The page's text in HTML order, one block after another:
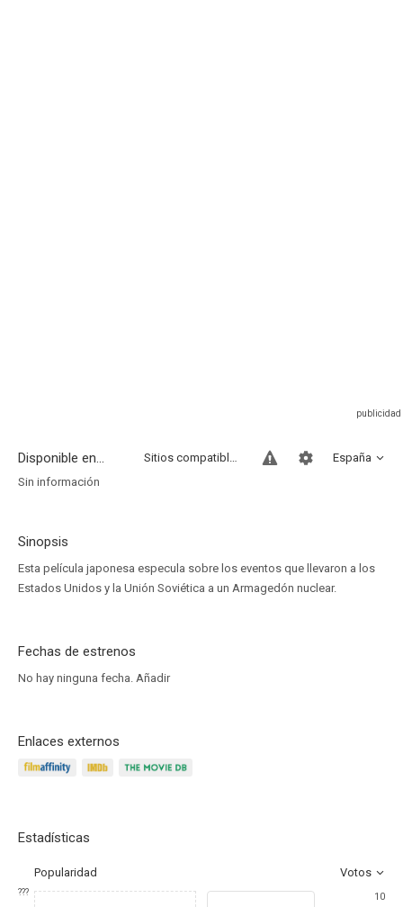
Disponible en... España
Sitios compatibles
Sin información
Sinopsis
Esta película japonesa especula sobre los eventos que llevaron a los
Estados Unidos y la Unión Soviética a un Armagedón nuclear.
Fechas de estrenos
No hay ninguna fecha. Añadir
Enlaces externos
Estadísticas
Popularidad Votos
???
10